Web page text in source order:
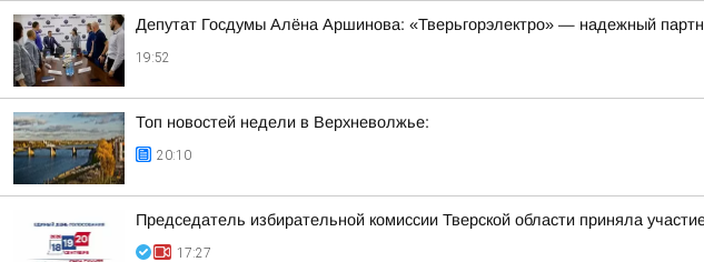
Депутат Госдумы Алёна Аршинова: «Тверьгорэлектро» — надежный
19:52
Топ новостей недели в Верхневолжье:
20:10
Председатель избирательной комиссии Тверской области приняла
17:27